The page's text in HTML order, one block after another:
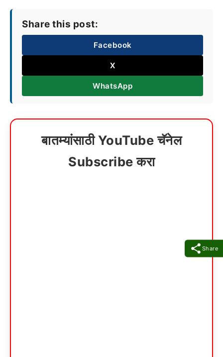
Share
Share this post:
Facebook
X
WhatsApp
बातम्यांसाठी YouTube चॅनेल
Subscribe करा